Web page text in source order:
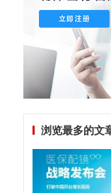
浏览最多的文